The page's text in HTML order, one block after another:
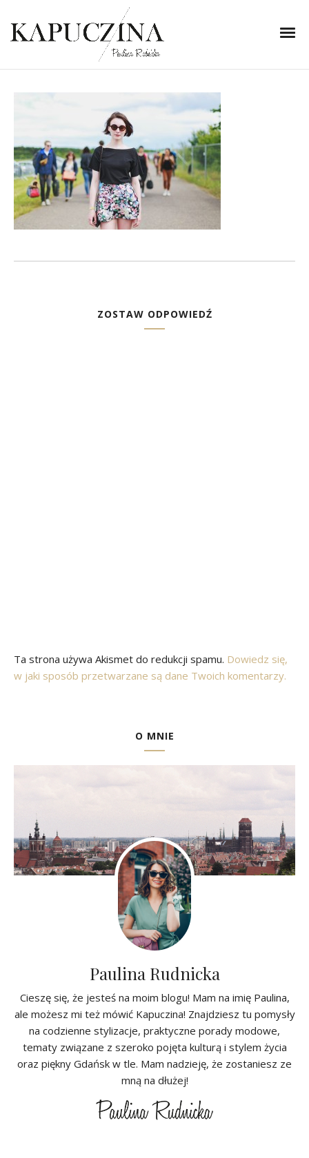
9 lipca 2014
Marta1
Written by
ZOSTAW ODPOWIEDŹ
Ta strona używa Akismet do redukcji spamu. Dowiedz się,
w jaki sposób przetwarzane są dane Twoich komentarzy.
O MNIE
Paulina Rudnicka
Cieszę się, że jesteś na moim blogu! Mam na imię Paulina,
ale możesz mi też mówić Kapuczina! Znajdziesz tu pomysły
na codzienne stylizacje, praktyczne porady modowe,
tematy związane z szeroko pojęta kulturą i stylem życia
oraz piękny Gdańsk w tle. Mam nadzieję, że zostaniesz ze
mną na dłużej!